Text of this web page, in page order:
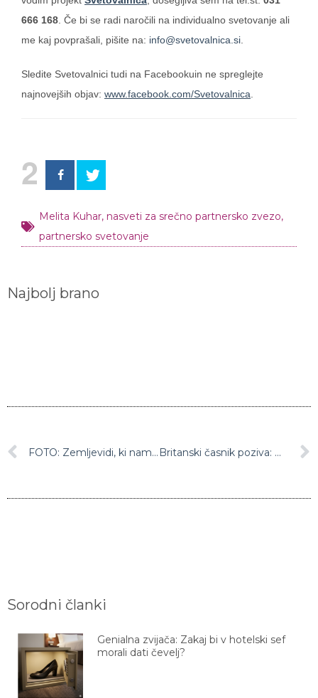
666 168 . Če bi se radi naročili na individualno svetovanje ali
me kaj povprašali, pišite na: info@svetovalnica.si
Sledite Svetovalnici tudi na Facebookuin ne spreglejte
najnovejših objav: www.facebook.com/Svetovalnica
2
Melita Kuhar, nasveti za srečno partnersko zvezo,
partnersko svetovanje
Najbolj brano
FOTO: Zemljevidi, ki nam jih v šoli niso pokazali! Britanski časnik poziva: Obiščite ta skriti košček raja na Hrvaškem!
Sorodni članki
Genialna zvijača: Zakaj bi v hotelski sef
morali dati čevelj?